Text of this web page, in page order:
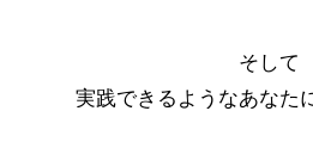
そして
実践できるようなあなた